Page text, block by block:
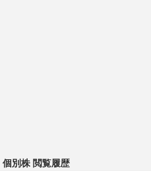
個別株 閲覧履歴